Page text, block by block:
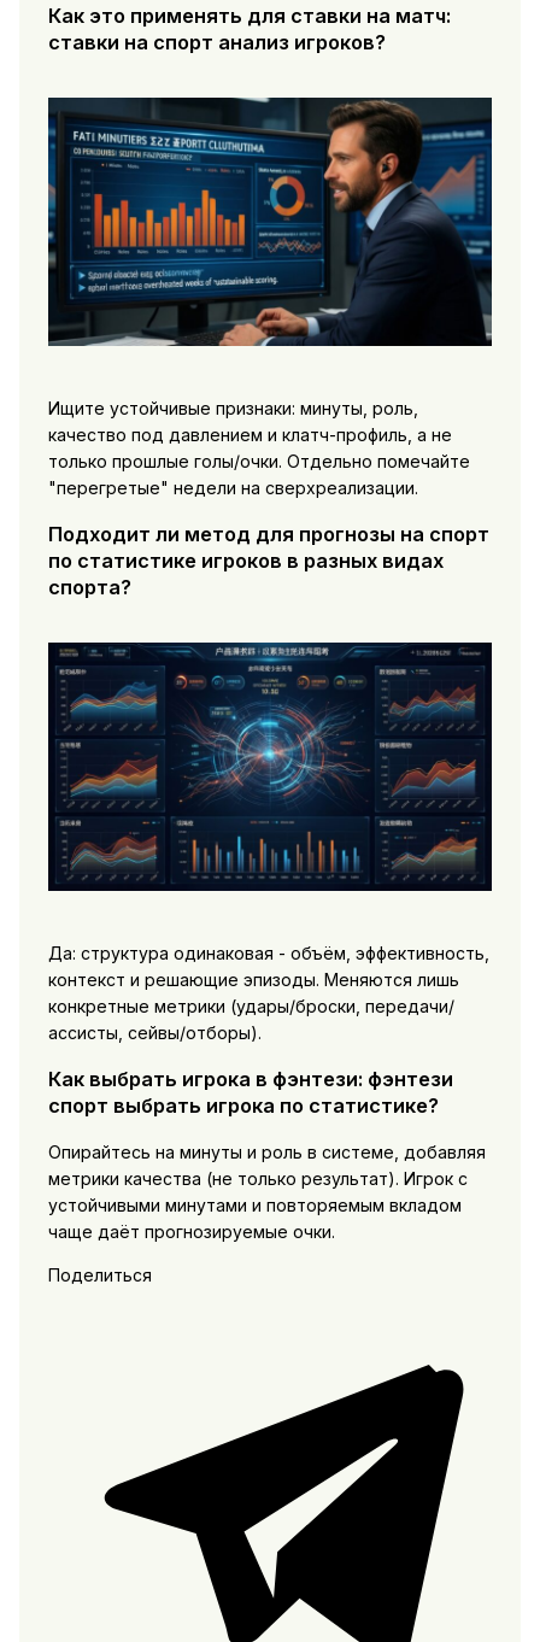
Как это применять для ставки на матч:
ставки на спорт анализ игроков?
Ищите устойчивые признаки: минуты, роль,
качество под давлением и клатч-профиль, а не
только прошлые голы/очки. Отдельно помечайте
"перегретые" недели на сверхреализации.
Подходит ли метод для прогнозы на спорт
по статистике игроков в разных видах
спорта?
Да: структура одинаковая - объём, эффективность,
контекст и решающие эпизоды. Меняются лишь
конкретные метрики (удары/броски, передачи/
ассисты, сейвы/отборы).
Как выбрать игрока в фэнтези: фэнтези
спорт выбрать игрока по статистике?
Опирайтесь на минуты и роль в системе, добавляя
метрики качества (не только результат). Игрок с
устойчивыми минутами и повторяемым вкладом
чаще даёт прогнозируемые очки.
Поделиться